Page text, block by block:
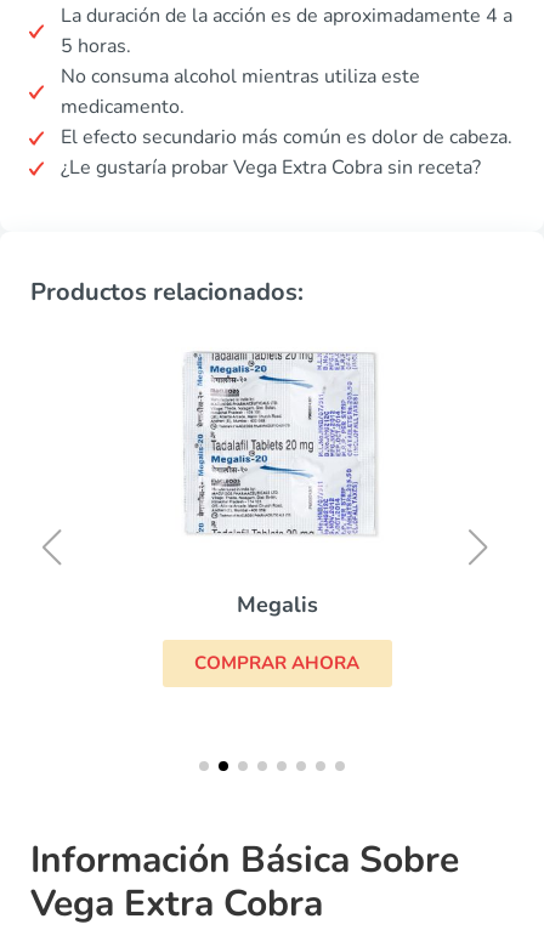
La duración de la acción es de aproximadamente 4 a
5 horas.
No consuma alcohol mientras utiliza este
medicamento.
El efecto secundario más común es dolor de cabeza.
¿Le gustaría probar Vega Extra Cobra sin receta?
Productos relacionados:
Megalis
COMPRAR AHORA
Información Básica Sobre
Vega Extra Cobra